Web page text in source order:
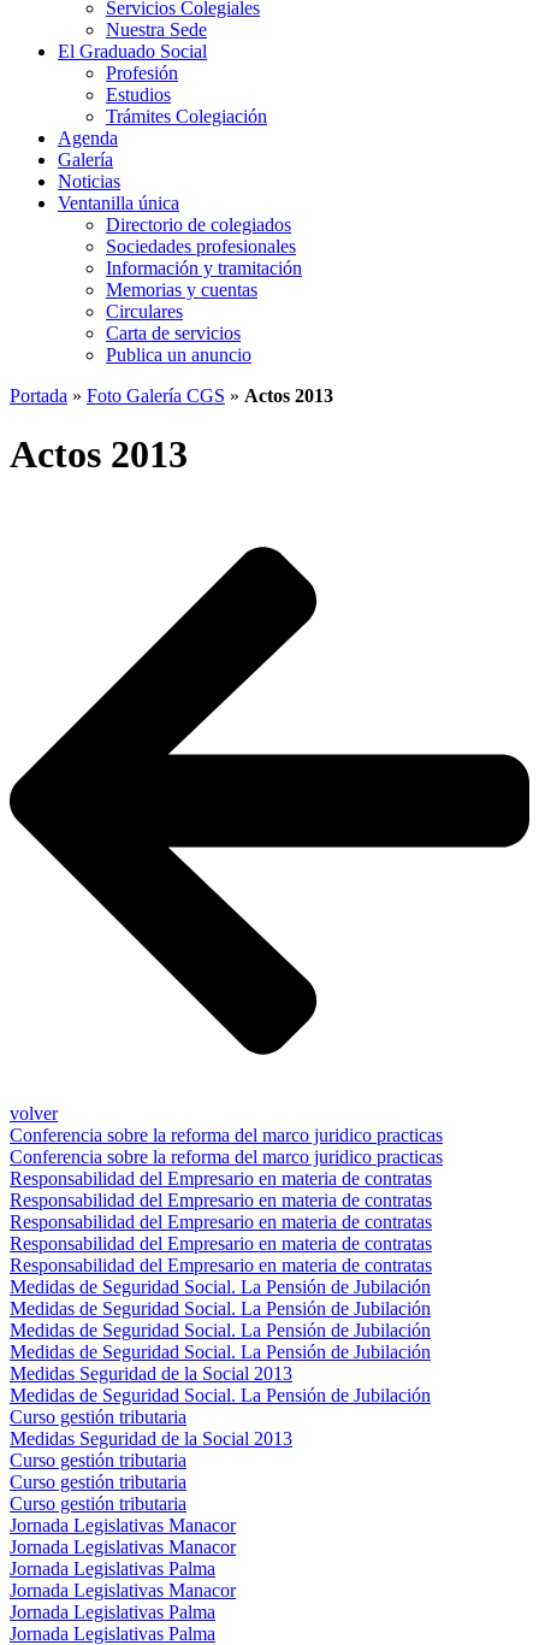
Servicios Colegiales
Nuestra Sede
El Graduado Social
Profesión
Estudios
Trámites Colegiación
Agenda
Galería
Noticias
Ventanilla única
Directorio de colegiados
Sociedades profesionales
Información y tramitación
Memorias y cuentas
Circulares
Carta de servicios
Publica un anuncio
Portada » Foto Galería CGS » Actos 2013
Actos 2013
volver
Conferencia sobre la reforma del marco juridico practicas
Conferencia sobre la reforma del marco juridico practicas
Responsabilidad del Empresario en materia de contratas
Responsabilidad del Empresario en materia de contratas
Responsabilidad del Empresario en materia de contratas
Responsabilidad del Empresario en materia de contratas
Responsabilidad del Empresario en materia de contratas
Medidas de Seguridad Social. La Pensión de Jubilación
Medidas de Seguridad Social. La Pensión de Jubilación
Medidas de Seguridad Social. La Pensión de Jubilación
Medidas de Seguridad Social. La Pensión de Jubilación
Medidas Seguridad de la Social 2013
Medidas de Seguridad Social. La Pensión de Jubilación
Curso gestión tributaria
Medidas Seguridad de la Social 2013
Curso gestión tributaria
Curso gestión tributaria
Curso gestión tributaria
Jornada Legislativas Manacor
Jornada Legislativas Manacor
Jornada Legislativas Palma
Jornada Legislativas Manacor
Jornada Legislativas Palma
Jornada Legislativas Palma